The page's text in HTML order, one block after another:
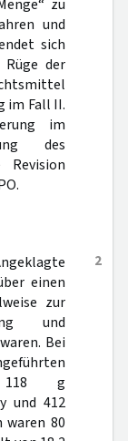
zu
und
sich
der
im Fall II.
im
des
2
einen
zur
und
Bei
118 g
und 412
waren 80